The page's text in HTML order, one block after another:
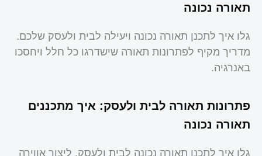
תאורה נכונה
גלו איך לתכנן תאורה נכונה ויעילה לבית ולעסק שלכם.
מדריך מקיף לפתרונות תאורה שישדרגו כל חלל ויחסכו
באנרגיה.
פתרונות תאורה לבית ולעסק: איך מתכננים
תאורה נכונה
גלו איך לתכנן תאורה נכונה לבית ולעסק, ליצור אווירה